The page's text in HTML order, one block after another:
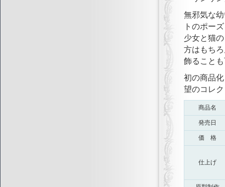
無邪気な
トのポー
少女と猫
方はもち
飾ること
初の商品
望のコレ
商品名
発売日
価 格
仕上げ